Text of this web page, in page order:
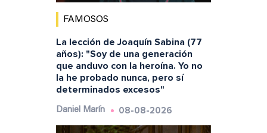
FAMOSOS
La lección de Joaquín Sabina (77
años): "Soy de una generación
que anduvo con la heroína. Yo no
la he probado nunca, pero sí
determinados excesos"
Daniel Marín 08-08-2026